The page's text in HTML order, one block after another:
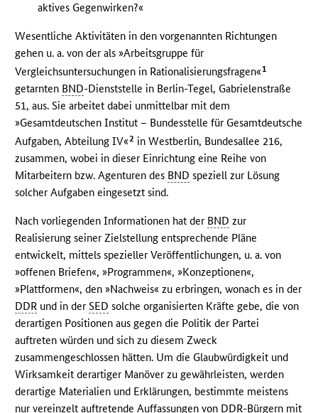
aktives Gegenwirken?«
Wesentliche Aktivitäten in den vorgenannten Richtungen
gehen u. a. von der als »Arbeitsgruppe für
Vergleichsuntersuchungen in Rationalisierungsfragen«1
getarnten BND-Dienststelle in Berlin-Tegel, Gabrielenstraße
51, aus. Sie arbeitet dabei unmittelbar mit dem
»Gesamtdeutschen Institut – Bundesstelle für Gesamtdeutsche
Aufgaben, Abteilung IV«2 in Westberlin, Bundesallee 216,
zusammen, wobei in dieser Einrichtung eine Reihe von
Mitarbeitern bzw. Agenturen des BND speziell zur Lösung
solcher Aufgaben eingesetzt sind.
Nach vorliegenden Informationen hat der BND zur
Realisierung seiner Zielstellung entsprechende Pläne
entwickelt, mittels spezieller Veröffentlichungen, u. a. von
»offenen Briefen«, »Programmen«, »Konzeptionen«,
»Plattformen«, den »Nachweis« zu erbringen, wonach es in der
DDR und in derSED solche organisierten Kräfte gebe, die von
derartigen Positionen aus gegen die Politik der Partei
auftreten würden und sich zu diesem Zweck
zusammengeschlossen hätten. Um die Glaubwürdigkeit und
Wirksamkeit derartiger Manöver zu gewährleisten, werden
derartige Materialien und Erklärungen, bestimmte meistens
nur vereinzelt auftretende Auffassungen von DDR-Bürgern mit